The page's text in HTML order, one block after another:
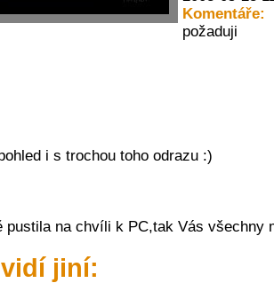
Komentáře:
požaduji
i s trochou toho odrazu :)
pustila na chvíli k PC,tak Vás
jiní: